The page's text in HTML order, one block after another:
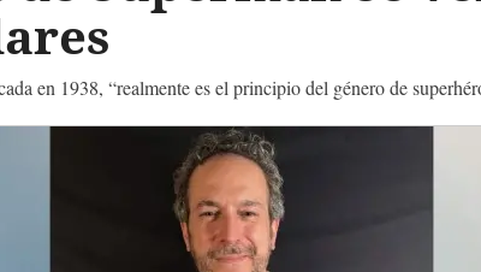
en 1938, “realmente es el principio del género de